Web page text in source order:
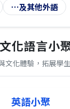
…及其他外語
化語言小
文化體驗，拓展學
英語小聚